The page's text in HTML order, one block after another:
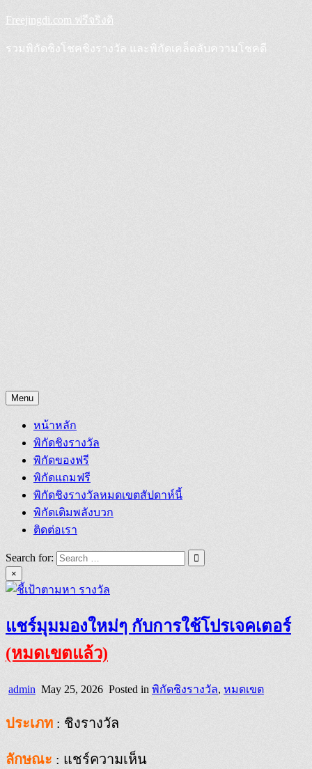
Skip
to
content
Freejingdi.com ฟรีจริงดิ
รวมพิกัดชิงโชคชิงรางวัล และพิกัดเคล็ดลับความโชคดี
Menu
หน้าหลัก
พิกัดชิงรางวัล
พิกัดของฟรี
พิกัดแถมฟรี
พิกัดชิงรางวัลหมดเขตสัปดาห์นี้
พิกัดเติมพลังบวก
ติดต่อเรา
Search for:
×
แชร์มุมมองใหม่ๆ กับการใช้โปรเจคเตอร์
(หมดเขตแล้ว)
admin May 25, 2026 Posted in พิกัดชิงรางวัล, หมดเขต
ประเภท : ชิงรางวัล
ลักษณะ : แชร์ความเห็น